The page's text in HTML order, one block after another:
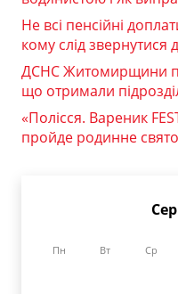
Не всі пенсійні
кому слід
ДСНС Житомирщини
що отримали
«Полісся. Вареник
пройде родинне свято
Пн Вт Ср